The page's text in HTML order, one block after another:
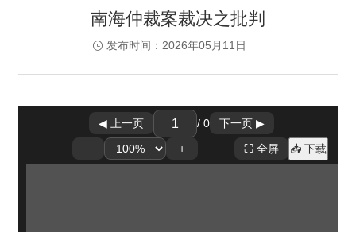
南海仲裁案裁决之批判
发布时间：2026年05月11日
◀ 上一页 /0
下一页 ▶
−
+ ⛶ 全屏 📥 下载